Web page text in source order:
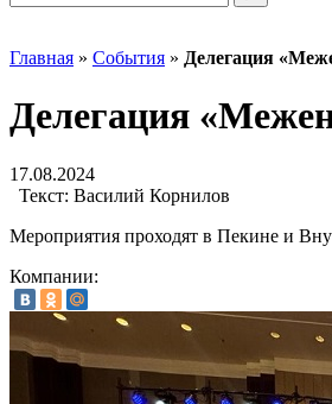
Главная » События » Делегация
Делегация
17.08.2024
Текст: Василий Корнилов
Мероприятия проходят в Пекине и
Компании: